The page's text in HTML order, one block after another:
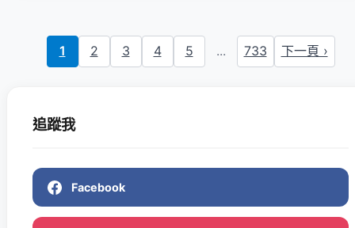
1 2 3 4 5 ... 733 下一頁 ›
追蹤我
Facebook